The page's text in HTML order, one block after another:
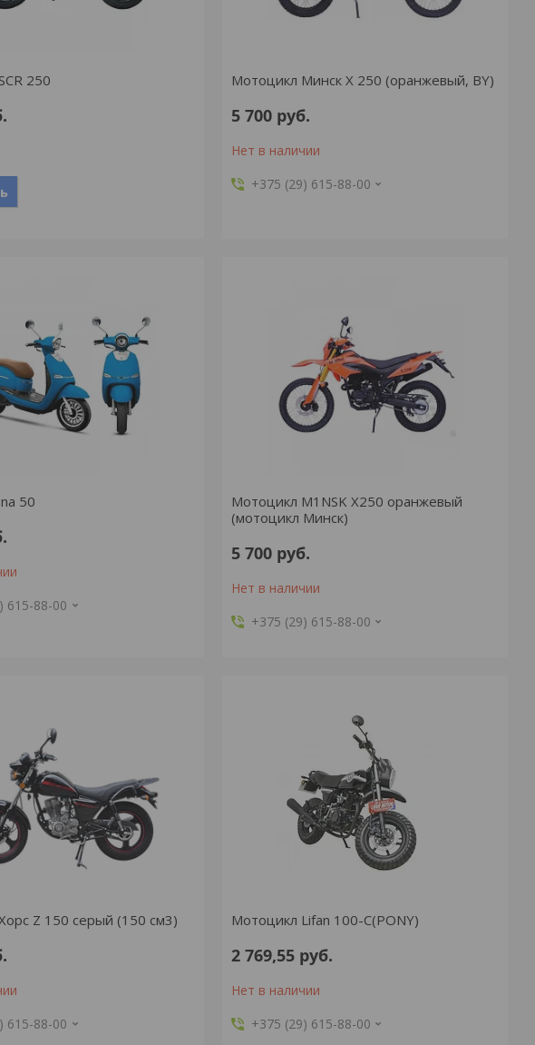
250 Мотоцикл Минск Х 250 (оранжевый, BY)
5 700 руб.
Нет в наличии
+375 (29) 615-88-00
50
615-88-00
Мотоцикл M1NSK X250 оранжевый
(мотоцикл Минск)
5 700 руб.
Нет в наличии
+375 (29) 615-88-00
Z 150 серый (150 см3)
615-88-00
Мотоцикл Lifan 100-C(PONY)
2 769,55 руб.
Нет в наличии
+375 (29) 615-88-00